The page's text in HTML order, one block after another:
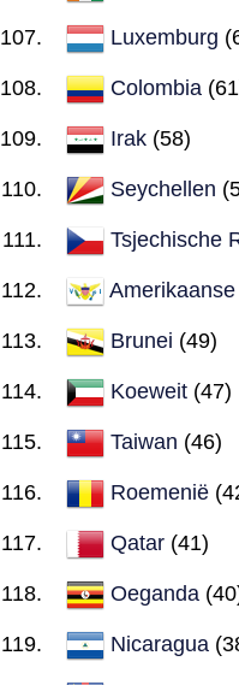
Luxemburg
Colombia
Irak (58)
Seychellen
Tsjechische
Brunei (49)
Koeweit (47)
Taiwan (46)
Roemenië
Qatar (41)
Oeganda
Nicaragua